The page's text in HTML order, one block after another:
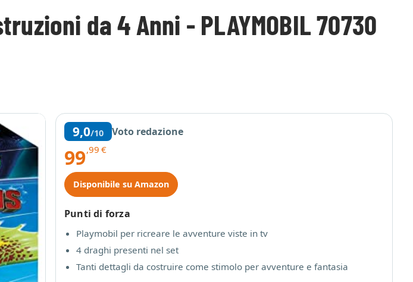
da 4 Anni - PLAYMOBIL 70730
9,0/10 Voto redazione
99,99 €
Disponibile su Amazon
Punti di forza
Playmobil per ricreare le avventure viste in tv
4 draghi presenti nel set
Tanti dettagli da costruire come stimolo per avventure e fantasia